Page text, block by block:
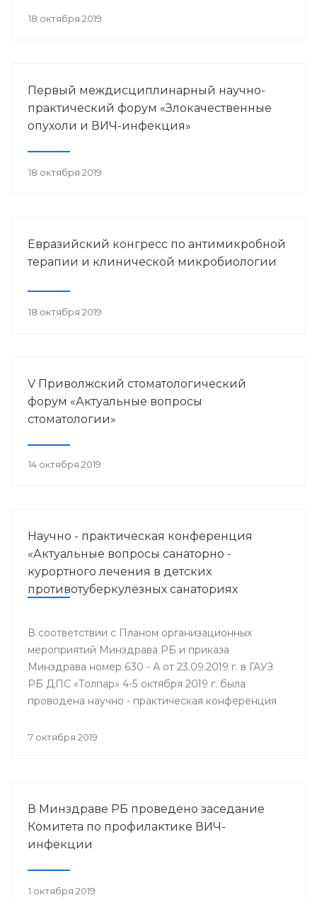
18 октября 2019
Первый междисциплинарный научно-
практический форум «Злокачественные
опухоли и ВИЧ-инфекция»
18 октября 2019
Евразийский конгресс по антимикробной
терапии и клинической микробиологии
18 октября 2019
V Приволжский стоматологический
форум «Актуальные вопросы
стоматологии»
14 октября 2019
Научно - практическая конференция
«Актуальные вопросы санаторно -
курортного лечения в детских
противотуберкулёзных санаториях
В соответствии с Планом организационных
мероприятий Минздрава РБ и приказа
Минздрава номер 630 - А от 23.09.2019 г. в ГАУЗ
РБ ДПС «Толпар» 4-5 октября 2019 г. была
проводена научно - практическая конференция
лечения в детских противотуберкулёзных
7 октября 2019
В Минздраве РБ проведено заседание
Комитета по профилактике ВИЧ-
инфекции
1 октября 2019